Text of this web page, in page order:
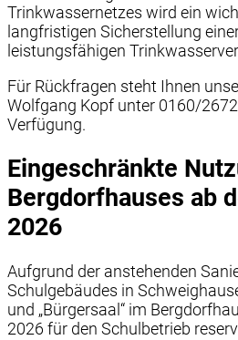
Trinkwassernetzes wird ein
langfristigen Sicherstellung
leistungsfähigen
Für Rückfragen steht Ihnen
Wolfgang Kopf unter 0160/
Verfügung.
Eingeschränkte
Bergdorfhauses ab
2026
Aufgrund der anstehenden
Schulgebäudes in
und „Bürgersaal“ im
2026 für den Schulbetrieb